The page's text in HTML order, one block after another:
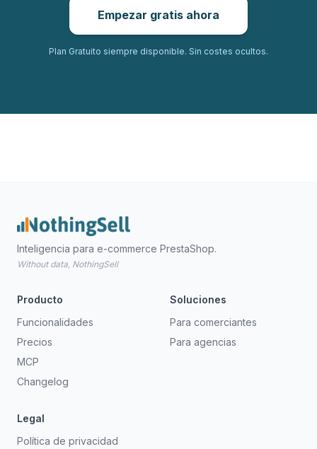
Empezar gratis ahora
Plan Gratuito siempre disponible. Sin costes ocultos.
Inteligencia para e-commerce PrestaShop.
Without data, NothingSell
Producto
Funcionalidades
Precios
MCP
Changelog
Soluciones
Para comerciantes
Para agencias
Legal
Política de privacidad